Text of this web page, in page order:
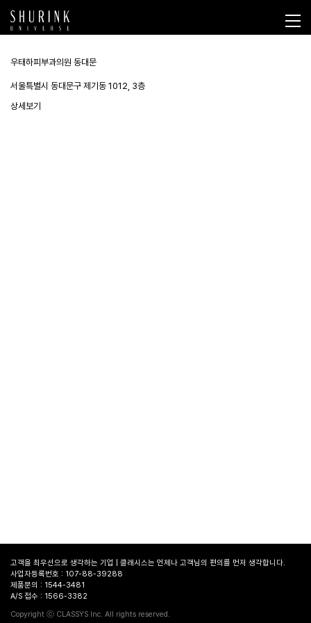
우태하피부과의원 동대문
서울특별시 동대문구 제기동 1012, 3층
상세보기
고객을 최우선으로 생각하는 기업 | 클래시스는 언제나 고객님의 편의를 먼저 생각합니다.
사업자등록번호 : 107-88-39288
제품문의 : 1544-3481
A/S 접수 : 1566-3382
Copyright ⓒ CLASSYS Inc. All rights reserved.